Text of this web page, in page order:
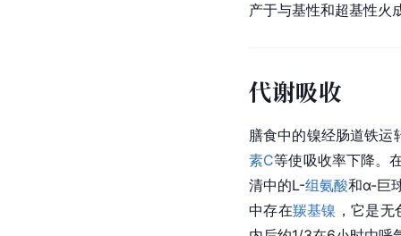
产于与基性和超基性火
代谢吸收
膳食中的镍经肠道铁运
素C等使吸收率下降。
清中的L-组氨酸和α-巨
中存在羰基镍 ，它是